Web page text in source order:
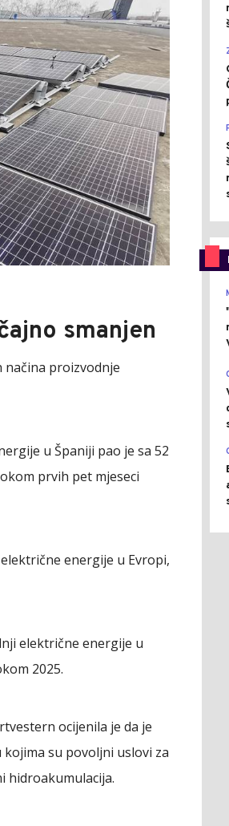
smanjen
načina proizvodnje
u Španiji pao je sa 52
prvih pet mjeseci
energije u Evropi,
električne energije u
2025.
ocijenila je da je
su povoljni uslovi za
hidroakumulacija.